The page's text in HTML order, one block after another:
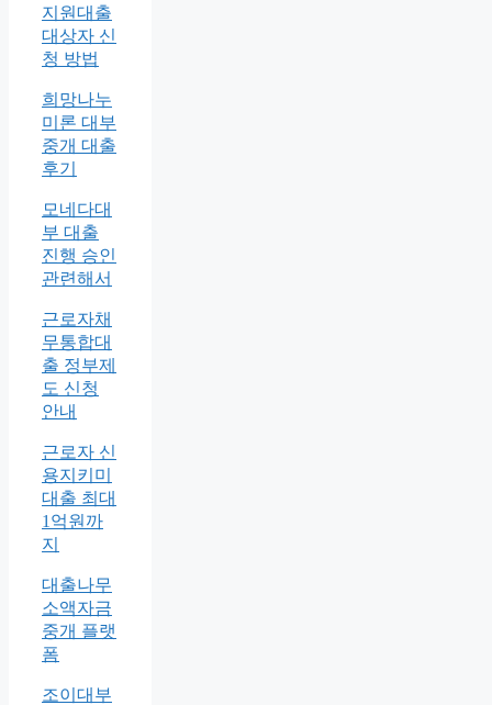
지원대출
대상자 신
청 방법
희망나누
미론 대부
중개 대출
후기
모네다대
부 대출
진행 승인
관련해서
근로자채
무통합대
출 정부제
도 신청
안내
근로자 신
용지키미
대출 최대
1억원까
지
대출나무
소액자금
중개 플랫
폼
조이대부